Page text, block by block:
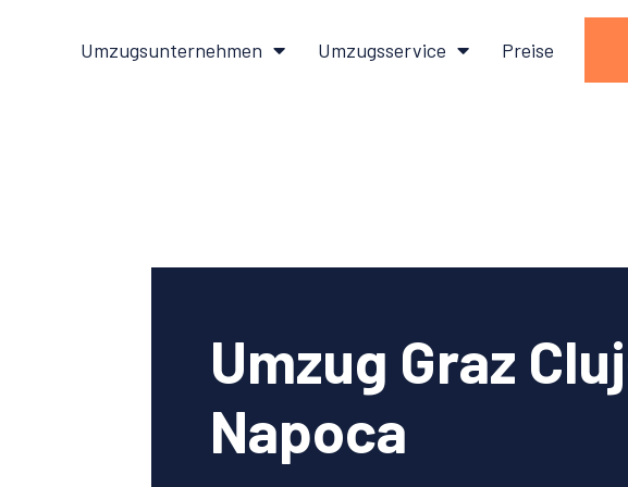
Umzugsunternehmen Umzugsservice Preise
Umzug Graz
Napoca